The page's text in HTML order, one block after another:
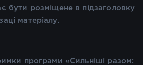
бути розміщене в підзаголовку
матеріалу.
програми «Сильніші разом: